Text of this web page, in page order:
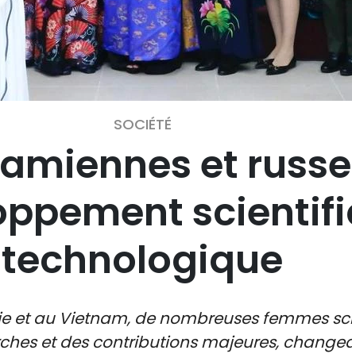
SOCIÉTÉ
et
technologique
et au Vietnam, de nombreuses femmes
et des contributions majeures,